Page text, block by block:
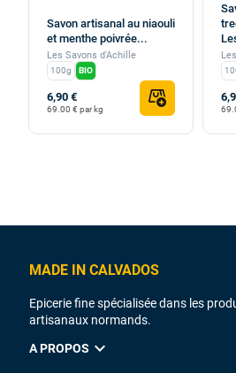
Savon artisanal au niaouli
et menthe poivrée...
Les Savons d'Achille
100g BIO
6,90 €
69.00 € par kg
MADE IN CALVADOS
Epicerie fine spécialisée dans les
artisanaux normands.
A PROPOS expand_more